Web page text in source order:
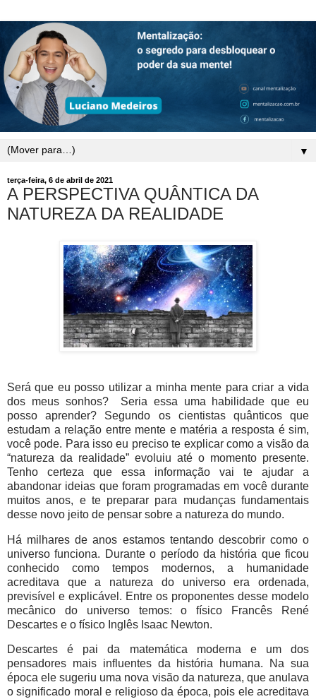
▼
terça-feira, 6 de abril de 2021
A PERSPECTIVA QUÂNTICA DA
NATUREZA DA REALIDADE
Será que eu posso utilizar a minha mente para criar a vida
dos meus sonhos? Seria essa uma habilidade que eu
posso aprender? Segundo os cientistas quânticos que
estudam a relação entre mente e matéria a resposta é sim,
você pode. Para isso eu preciso te explicar como a visão da
“natureza da realidade” evoluiu até o momento presente.
Tenho certeza que essa informação vai te ajudar a
abandonar ideias que foram programadas em você durante
muitos anos, e te preparar para mudanças fundamentais
desse novo jeito de pensar sobre a natureza do mundo.
Há milhares de anos estamos tentando descobrir como o
universo funciona. Durante o período da história que ficou
conhecido como tempos modernos, a humanidade
acreditava que a natureza do universo era ordenada,
previsível e explicável. Entre os proponentes desse modelo
mecânico do universo temos: o físico Francês René
Descartes e o físico Inglês Isaac Newton.
Descartes é pai da matemática moderna e um dos
pensadores mais influentes da história humana. Na sua
época ele sugeriu uma nova visão da natureza, que anulava
o significado moral e religioso da época, pois ele acreditava